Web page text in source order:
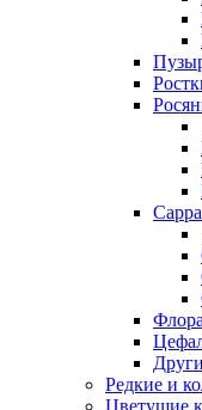
Редкие и
Цветущие